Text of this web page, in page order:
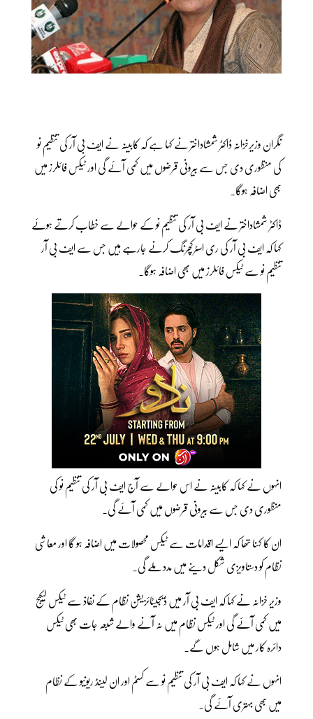
نگران وزیرخزانہ ڈاکٹر شمشاداختر نے کہا ہے کہ کابینہ نے ایف بی آر کی تنظیم نو
کی منظوری دی جس سے بیرونی قرضوں میں کمی آئے گی اور ٹیکس فائلرز میں
بھی اضافہ ہوگا۔
ڈاکٹر شمشاداختر نے ایف بی آر کی تنظیم نو کے حوالے سے خطاب کرتے ہوئے
کہا کہ ایف بی آر کی ری اسٹرکچرنگ کرنے جارہے ہیں جس سے ایف بی آر
تنظیم نو سے ٹیکس فائلرز میں بھی اضافہ ہوگا۔
انہوں نے کہا کہ کابینہ نے اس حوالے سے آج ایف بی آر کی تنظیم نو کی
منظوری دی جس سے بیرونی قرضوں میں کمی آئے گی۔
ان کا کہنا تھا کہ ایسے اقدامات سے ٹیکس محصولات میں اضافہ ہو گا اور معاشی
نظام کو دستاویزی شکل دینے میں مدد ملے گی۔
وزیر خزانہ نے کہا کہ ایف بی آر میں ڈیجیٹائزیشن نظام کے نفاذ سے ٹیکس لیکیج
میں کمی آئے گی اور ٹیکس نظام میں نہ آنے والے شبعہ جات بھی ٹیکس
دائرہ کار میں شامل ہوں گے۔
انہوں نے کہا کہ ایف بی آر کی تنظیم نو سے کسٹم اور ان لینڈ ریونیو کے نظام
میں بھی بہتری آئے گی۔